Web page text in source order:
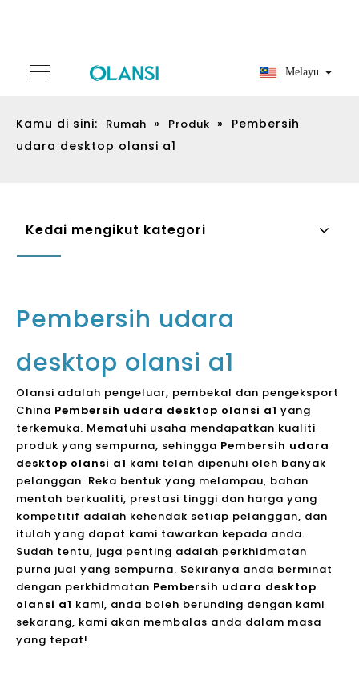
Melayu
Kamu di sini: Rumah » Produk »
Pembersih
udara desktop olansi a1
Kedai mengikut kategori
Pembersih udara
desktop olansi a1
Olansi adalah pengeluar, pembekal dan pengeksport
China Pembersih udara desktop olansi a1 yang
terkemuka. Mematuhi usaha mendapatkan kualiti
produk yang sempurna, sehingga Pembersih udara
desktop olansi a1 kami telah dipenuhi oleh banyak
pelanggan. Reka bentuk yang melampau, bahan
mentah berkualiti, prestasi tinggi dan harga yang
kompetitif adalah kehendak setiap pelanggan, dan
itulah yang dapat kami tawarkan kepada anda.
Sudah tentu, juga penting adalah perkhidmatan
purna jual yang sempurna. Sekiranya anda berminat
dengan perkhidmatan Pembersih udara desktop
olansi a1 kami, anda boleh berunding dengan kami
sekarang, kami akan membalas anda dalam masa
yang tepat!